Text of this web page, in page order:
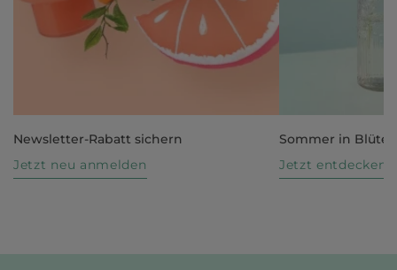
Newsletter-Rabatt sichern
Jetzt neu anmelden
Sommer in Blüte
Jetzt entdecken